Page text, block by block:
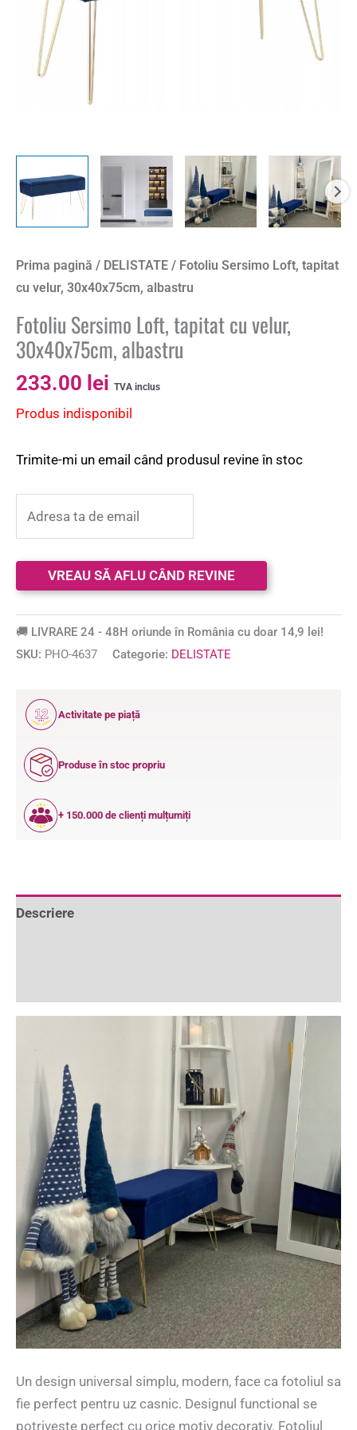
Prima pagină / DELISTATE / Fotoliu Sersimo Loft, tapitat
cu velur, 30x40x75cm, albastru
Fotoliu Sersimo Loft, tapitat cu velur,
30x40x75cm, albastru
233.00 lei TVA inclus
Produs indisponibil
Trimite-mi un email când produsul revine în stoc
🚚 LIVRARE 24 - 48H oriunde în România cu doar 14,9 lei!
SKU: PHO-4637 Categorie: DELISTATE
12
ANI
Activitate pe piață
Produse în stoc propriu
+ 150.000 de clienți mulțumiți
Descriere
Un design universal simplu, modern, face ca fotoliul sa
fie perfect pentru uz casnic. Designul functional se
potriveste perfect cu orice motiv decorativ. Fotoliul